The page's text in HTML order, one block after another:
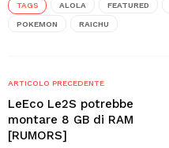
TAGS ALOLA FEATURED
POKEMON RAICHU
ARTICOLO PRECEDENTE
LeEco Le2S potrebbe
montare 8 GB di RAM
[RUMORS]